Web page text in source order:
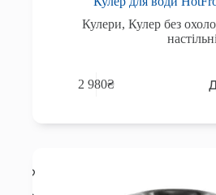
Кулери, Кулер без
настільні
2 980₴